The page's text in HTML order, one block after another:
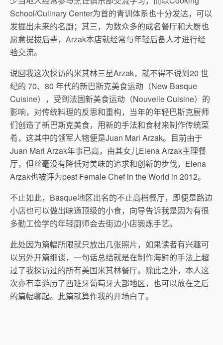
School/Culinary Center为首的青训体系也十分发达，可以
发掘出未来的名厨；其三，为数众多的成名餐厅和大厨也
愿意提拔后辈，Arzak本店就经常与年轻后备人才进行经
验交流。
说回我这次探访的米其林三星Arzak，就不得不说到20 世
纪的 70、80 年代的新巴斯克美食运动（New Basque
Cuisine），受到法国新美食运动（Nouvelle Cuisine）的
影响，对传统料理的反思和重构，当年的年轻巴斯克厨师
们创造了新巴斯克美食，用新的手法和食材来制作传统菜
肴，这其中的领军人物便是Juan Mari Arzak。目前由于
Juan Mari Arzak年事已高，由其女儿Elena Arzak主理餐
厅，但丝毫没有降低对美味的追求和创新的步伐，Elena
Arzak也被评为best Female Chef in the World in 2012。
不止如此，Basque地区出名的不止高档餐厅，即便是路边
小店也可以做出味道顶级的小食，向导告诉我是因为有很
多勤工俭学的年轻厨师会去街边小店锻炼手艺。
此处因为篇幅所限就只放出几张照片，如果读者有兴趣可
以另外开篇细谈，一句话总结就是在制作海鲜的手法上超
过了我探访过的所有美国米其林餐厅。除此之外，本人这
次亦有幸游历了西班牙葡萄牙大部地区，也可以放在之后
的篇幅聊起。此篇就算作我的开场白了。